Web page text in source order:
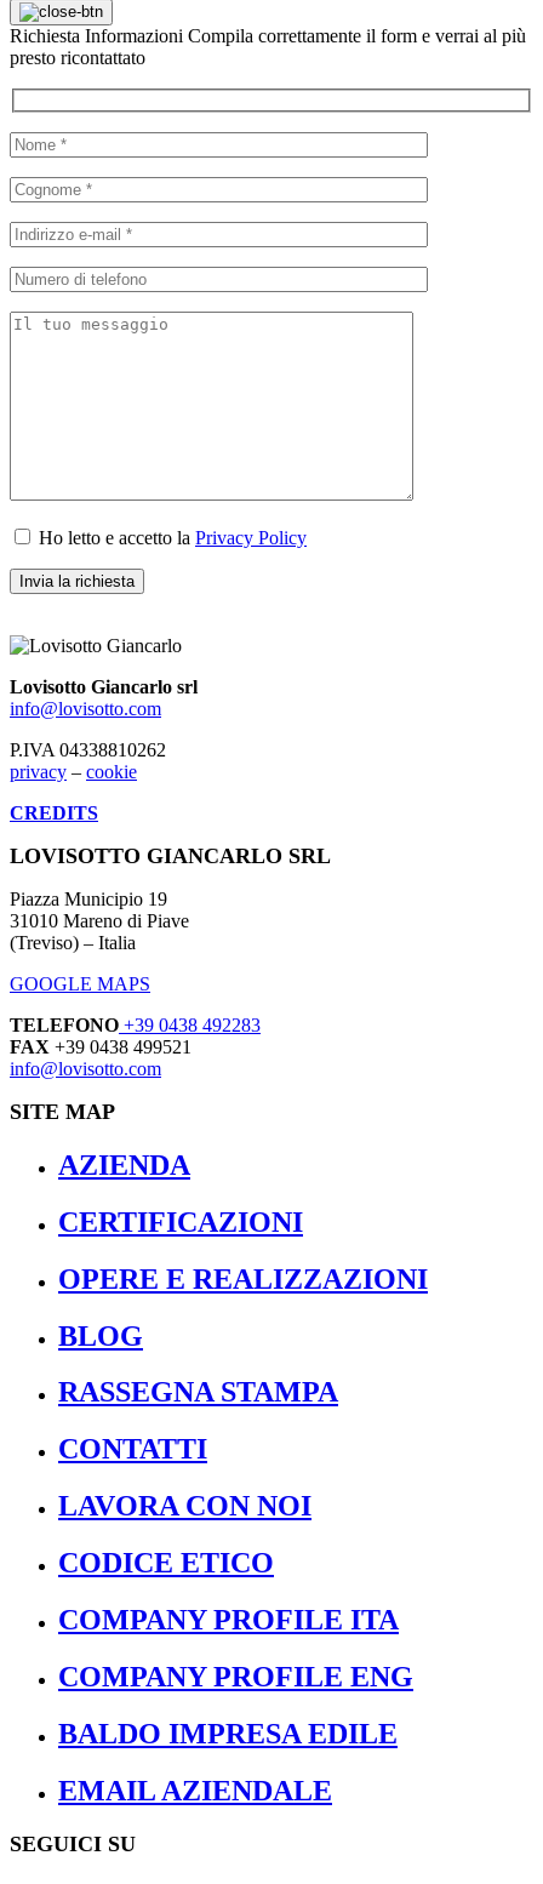
Richiesta Informazioni Compila correttamente il form e verrai al più
presto ricontattato
Ho letto e accetto la Privacy Policy
Lovisotto Giancarlo srl
info@lovisotto.com
P.IVA 04338810262
privacy – cookie
CREDITS
LOVISOTTO GIANCARLO SRL
Piazza Municipio 19
31010 Mareno di Piave
(Treviso) – Italia
GOOGLE MAPS
TELEFONO +39 0438 492283
FAX +39 0438 499521
info@lovisotto.com
SITE MAP
AZIENDA
CERTIFICAZIONI
OPERE E REALIZZAZIONI
BLOG
RASSEGNA STAMPA
CONTATTI
LAVORA CON NOI
CODICE ETICO
COMPANY PROFILE ITA
COMPANY PROFILE ENG
BALDO IMPRESA EDILE
EMAIL AZIENDALE
SEGUICI SU